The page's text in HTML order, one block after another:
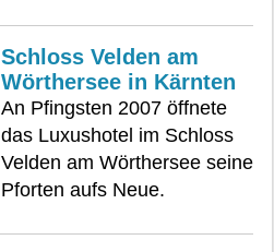
Schloss Velden am
Wörthersee in Kärnten
An Pfingsten 2007 öffnete
das Luxushotel im Schloss
Velden am Wörthersee seine
Pforten aufs Neue.